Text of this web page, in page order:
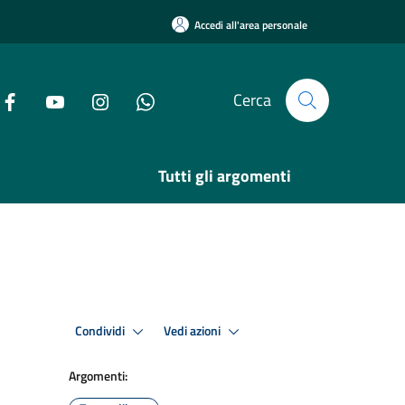
Accedi all'area personale
Cerca
Tutti gli argomenti
Condividi Vedi azioni
Argomenti: